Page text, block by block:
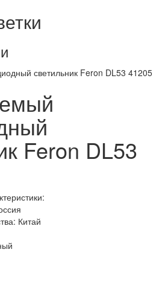
Feron DL53
Китай